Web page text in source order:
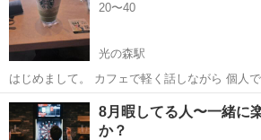
い お待ちしてます！20〜40
光の森駅
はじめまして。 カフェで軽く話しながら 個人で
するだけです。 8月の平日は昼から夜まで大体居ます。 9月は未定で
す。
熊本 熊本市 光の森駅 その他
8月暇してる人〜一緒に
か？